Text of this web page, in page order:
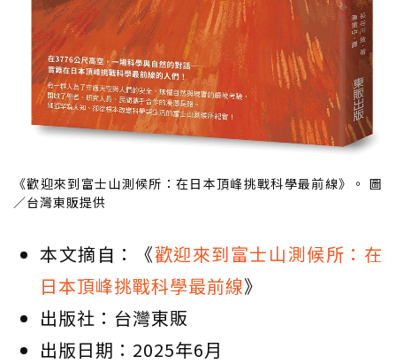
《歡迎來到富士山測候所：在日本頂峰挑戰科學最前線》。 圖
／台灣東販提供
本文摘自：《歡迎來到富士山測候所：在
日本頂峰挑戰科學最前線》
出版社：台灣東販
出版日期：2025年6月